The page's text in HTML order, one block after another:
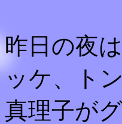
昨日の夜
ッケ、ト
真理子が